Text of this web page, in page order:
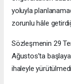
yoluyla
zorunlu hâle
Sözleşmenin 29
Ağustos’ta
ihaleyle